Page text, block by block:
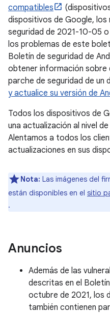
compatibles
dispositivos de Google, los
seguridad de 2021-10-05
los problemas de este
Boletín de seguridad de
obtener información sobre
parche de seguridad de un
y actualice su versión de
Todos los dispositivos de
una actualización al nivel
Alentamos a todos los
actualizaciones en sus
Nota: Las imágenes del
están disponibles en el sitio
.
Anuncios
Además de las
descritas en el
octubre de 2021, los
también contienen